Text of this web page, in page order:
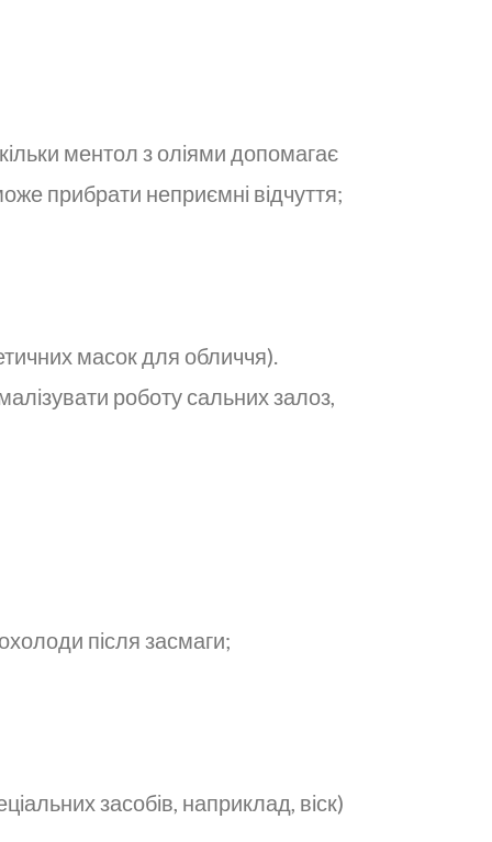
ментол з оліями допомагає
прибрати неприємні відчуття;
масок для обличчя).
роботу сальних залоз,
після засмаги;
засобів, наприклад, віск)